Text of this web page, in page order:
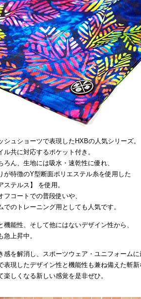
ュショーツで表現したHXBの人気シリーズ。
共に対応するポケット付き。
ろん、生地には吸水・速乾性に優れ、
が特徴のY型断面ポリエステル糸を使用した
ステルス】 を使用。
コートでの普段使いや、
のトレーニング用としても人気です。
能性、そして他にはないデザイン性から、
上昇中。
感を解消し、スポーツウェア・ユニフォーム
表現したデザイン性と機能性も兼ね備えた斬
しくなる新しい感覚を是非ぜひ。